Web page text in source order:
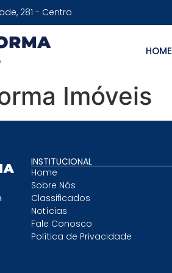
281 - Centro
HOME
Imóveis
INSTITUCIONAL
Home
Sobre Nós
Classificados
Notícias
Fale Conosco
Política de Privacidade